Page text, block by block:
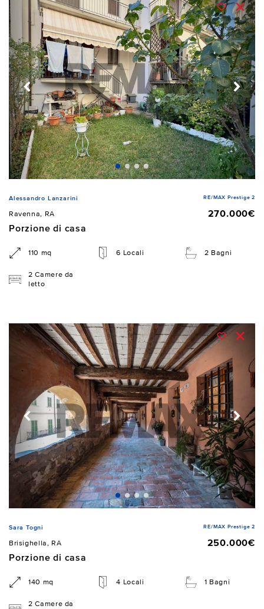
Alessandro Lanzarini RE/MAX Prestige 2
Ravenna, RA
270.000€
Porzione di casa
110 mq 6 Locali 2 Bagni
2 Camere da
letto
Sara Togni RE/MAX Prestige 2
Brisighella, RA
250.000€
Porzione di casa
140 mq 4 Locali 1 Bagni
2 Camere da